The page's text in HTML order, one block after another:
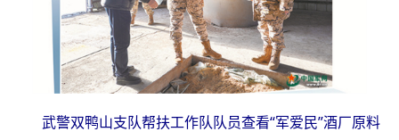
武警双鸭山支队帮扶工作队队员查看“军爱民”酒厂原料